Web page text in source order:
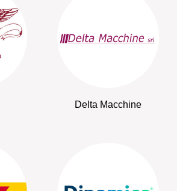
Delta Macchine